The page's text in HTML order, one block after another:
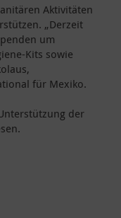
Aktivitäten
„Derzeit
um
Kits sowie
für Mexiko.
der